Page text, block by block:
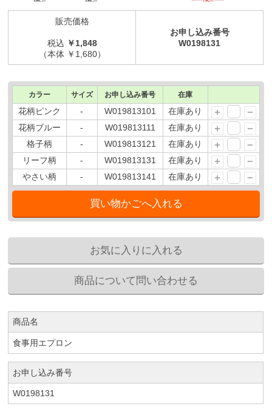
販売価格
税込 ￥1,848
（本体 ￥1,680）
お申し込み番号
W0198131
カラー サイズ お申し込み番号 在庫
花柄ピンク - W019813101
在庫あり
花柄ブルー
- W019813111
在庫あり
格子柄
- W019813121
在庫あり
リーフ柄
- W019813131
在庫あり
やさい柄
- W019813141 在庫あり
商品名
食事用エプロン
お申し込み番号
W0198131